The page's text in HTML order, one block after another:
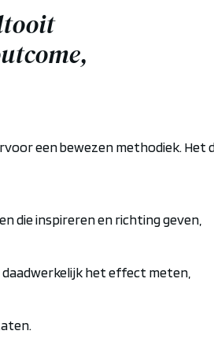
een bewezen methodiek. Het
die inspireren en richting geven,
het effect meten,